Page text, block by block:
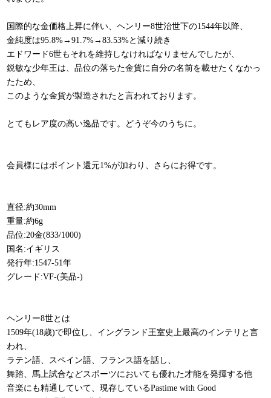
国際的な金価格上昇に伴い、ヘンリー8世治世下の1544年以降、
金純度は95.8%→91.7%→83.53%と減り続き
エドワード6世もそれを維持しなければなりませんでしたが、
鋭敏な少年王は、品位の落ちた金貨に自分の名前を載せたくなかっ
たため、
このような金貨が製造されたと言われております。
とてもレア度の高い逸品です。どうぞ今のうちに。
会員様にはポイント還元1%が加わり、さらにお得です。
直径:約30mm
重量:約6g
品位:20金(833/1000)
国名:イギリス
発行年:1547-51年
グレード:VF-(美品-)
ヘンリー8世とは
1509年(18歳)で即位し、イングランド王室史上最高のインテリと言
われ、
ラテン語、スペイン語、フランス語を話し、
舞踏、馬上試合などスポーツにおいても優れた才能を発揮する他
音楽にも精通していて、現存しているPastime with Good